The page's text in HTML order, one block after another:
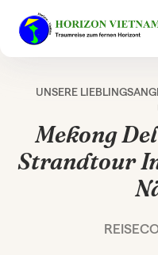
UNSERE
Mekong
Strandtour